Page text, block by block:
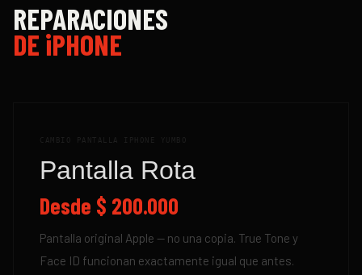
REPARACIONES
DE iPHONE
CAMBIO PANTALLA IPHONE YUMBO
Pantalla Rota
Desde $ 200.000
Pantalla original Apple — no una copia. True Tone y
Face ID funcionan exactamente igual que antes.